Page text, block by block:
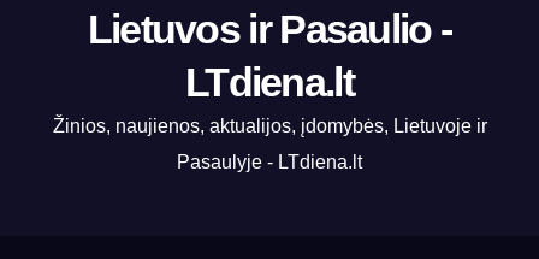
Lietuvos ir Pasaulio -
LTdiena.lt
Žinios, naujienos, aktualijos, įdomybės, Lietuvoje ir
Pasaulyje - LTdiena.lt